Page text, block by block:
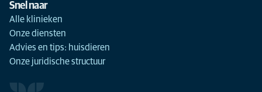
Snel naar
Alle klinieken
Onze diensten
Advies en tips: huisdieren
Onze juridische structuur